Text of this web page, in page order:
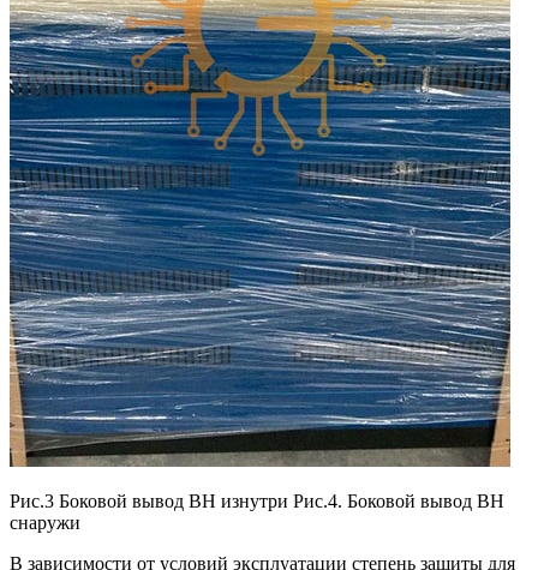
Рис.3 Боковой вывод ВН изнутри Рис.4. Боковой вывод ВН
снаружи
В зависимости от условий эксплуатации степень защиты для